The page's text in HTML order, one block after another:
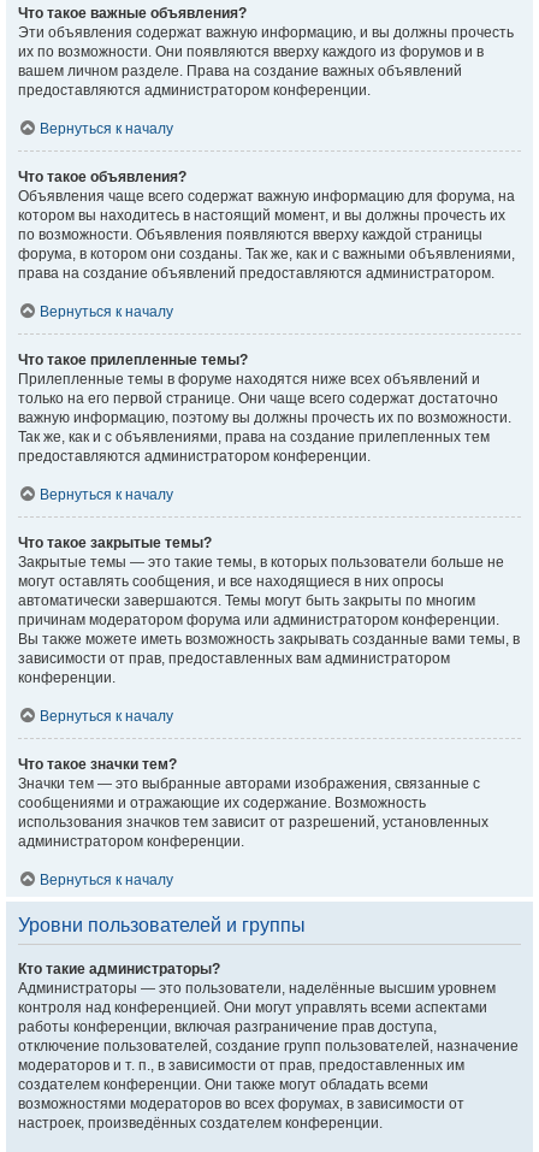
Что такое важные объявления?
Эти объявления содержат важную информацию, и вы должны прочесть
их по возможности. Они появляются вверху каждого из форумов и в
вашем личном разделе. Права на создание важных объявлений
предоставляются администратором конференции.
Вернуться к началу
Что такое объявления?
Объявления чаще всего содержат важную информацию для форума, на
котором вы находитесь в настоящий момент, и вы должны прочесть их
по возможности. Объявления появляются вверху каждой страницы
форума, в котором они созданы. Так же, как и с важными объявлениями,
права на создание объявлений предоставляются администратором.
Вернуться к началу
Что такое прилепленные темы?
Прилепленные темы в форуме находятся ниже всех объявлений и
только на его первой странице. Они чаще всего содержат достаточно
важную информацию, поэтому вы должны прочесть их по возможности.
Так же, как и с объявлениями, права на создание прилепленных тем
предоставляются администратором конференции.
Вернуться к началу
Что такое закрытые темы?
Закрытые темы — это такие темы, в которых пользователи больше не
могут оставлять сообщения, и все находящиеся в них опросы
автоматически завершаются. Темы могут быть закрыты по многим
причинам модератором форума или администратором конференции.
Вы также можете иметь возможность закрывать созданные вами темы, в
зависимости от прав, предоставленных вам администратором
конференции.
Вернуться к началу
Что такое значки тем?
Значки тем — это выбранные авторами изображения, связанные с
сообщениями и отражающие их содержание. Возможность
использования значков тем зависит от разрешений, установленных
администратором конференции.
Вернуться к началу
Уровни пользователей и группы
Кто такие администраторы?
Администраторы — это пользователи, наделённые высшим уровнем
контроля над конференцией. Они могут управлять всеми аспектами
работы конференции, включая разграничение прав доступа,
отключение пользователей, создание групп пользователей, назначение
модераторов и т. п., в зависимости от прав, предоставленных им
создателем конференции. Они также могут обладать всеми
возможностями модераторов во всех форумах, в зависимости от
настроек, произведённых создателем конференции.